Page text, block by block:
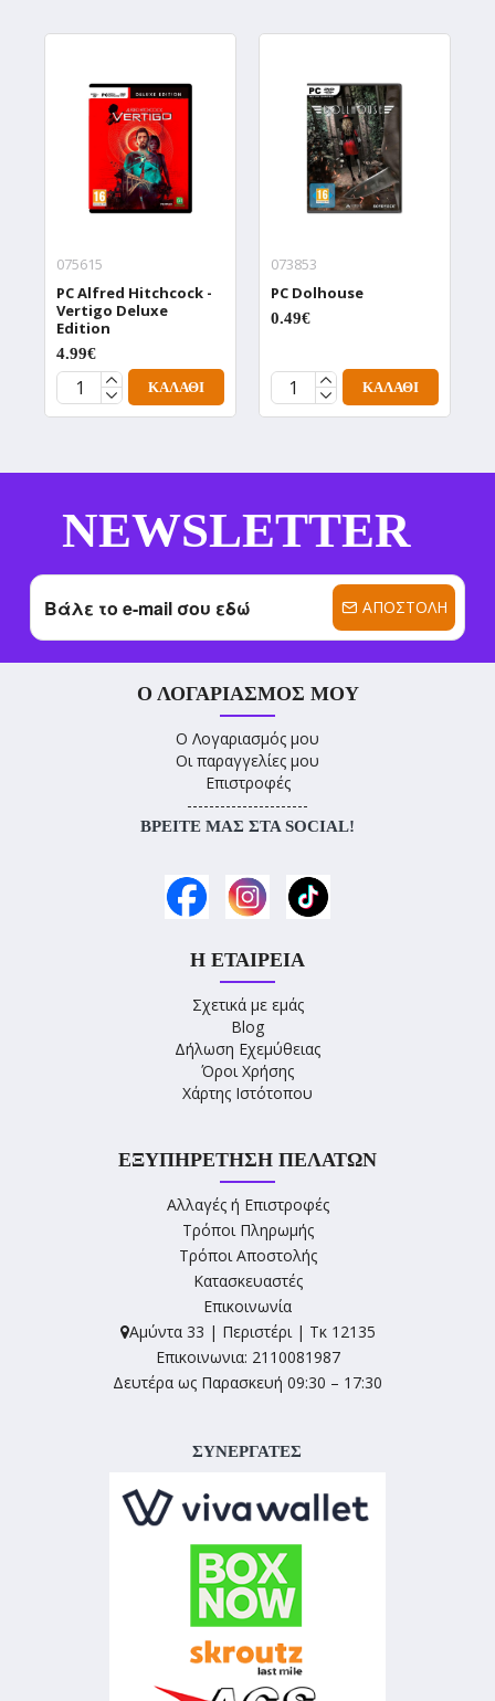
075615
PC Alfred Hitchcock -
Vertigo Deluxe
Edition
4.99€
ΚΑΛΆΘΙ
073853
PC Dolhouse
0.49€
ΚΑΛΆΘΙ
NEWSLETTER
ΑΠΟΣΤΟΛΉ
Ο ΛΟΓΑΡΙΑΣΜΌΣ ΜΟΥ
Ο Λογαριασμός μου
Οι παραγγελίες μου
Επιστροφές
----------------------
ΒΡΕΊΤΕ ΜΑΣ ΣΤΑ SOCIAL!
Η ΕΤΑΙΡΕΊΑ
Σχετικά με εμάς
Blog
Δήλωση Εχεμύθειας
Όροι Χρήσης
Χάρτης Ιστότοπου
ΕΞΥΠΗΡΈΤΗΣΗ ΠΕΛΑΤΏΝ
Αλλαγές ή Επιστροφές
Τρόποι Πληρωμής
Τρόποι Αποστολής
Κατασκευαστές
Επικοινωνία
Αμύντα 33 | Περιστέρι | Τκ 12135
Επικοινωνια: 2110081987
Δευτέρα ως Παρασκευή 09:30 – 17:30
ΣΥΝΕΡΓΑΤΕΣ